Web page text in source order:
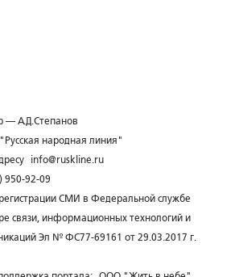
— А.Д.Степанов
народная линия"
info@ruskline.ru
950-92-09
СМИ в Федеральной службе
связи, информационных технологий и
Эл № ФС77-69161 от 29.03.2017 г.